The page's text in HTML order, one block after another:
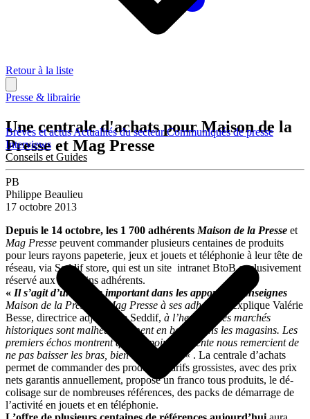
Brèves et actusActualités du secteurCommuniqués de presse
Interviews
Conseils et Guides
Retour à la liste
Presse & librairie
Une centrale d'achats pour Maison de la
Presse et Mag Presse
PB
Philippe Beaulieu
17 octobre 2013
Depuis le 14 octobre, les 1 700 adhérents Maison de la Presse et
Mag Presse peuvent commander plusieurs centaines de produits
pour leurs rayons papeterie, jeux et jouets et téléphonie à leur tête de
réseau, via Seddif store, qui est un site intranet BtoB exclusivement
réservé aux magasins adhérents.
« Il s’agit d’un virage important dans les apports des enseignes
Maison de la Presse et Mag Presse à ses adhérents
, explique Valérie
Besse, directrice adjointe de Seddif, à l’heure où les marchés
historiques sont malheureusement en berne dans les magasins. Les
premiers échos montrent que les points de vente nous remercient de
ne pas baisser les bras, bien au contraire« . La centrale d’achats
permet de commander des produits à tarifs grossistes, avec des prix
nets garantis annuellement, propose un franco tous produits, le dé-
colisage sur de nombreuses références, des packs de démarrage de
l’activité en jouets et en téléphonie.